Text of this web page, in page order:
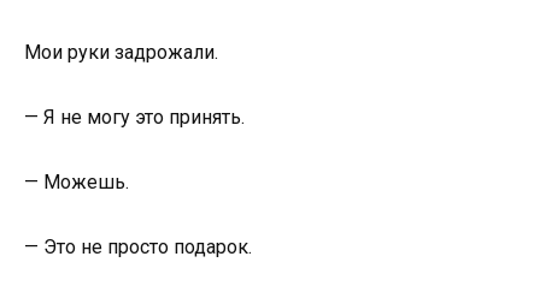
Мои руки задрожали.
— Я не могу это принять.
— Можешь.
— Это не просто подарок.